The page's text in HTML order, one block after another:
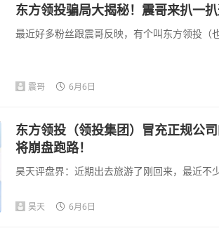
东方领投骗局大揭秘！震哥来扒一
最近好多粉丝跟震哥反映，有个叫东方领投（
震哥 6月6日
东方领投（领投集团）冒充正规公
将崩盘跑路！
昊天评盘界：近期出去旅游了刚回来，最近不
昊天 6月6日